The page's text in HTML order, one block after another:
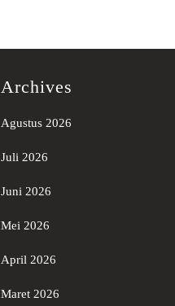
Archives
Agustus 2026
Juli 2026
Juni 2026
Mei 2026
April 2026
Maret 2026